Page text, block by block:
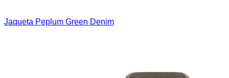
Jaqueta Peplum Green Denim